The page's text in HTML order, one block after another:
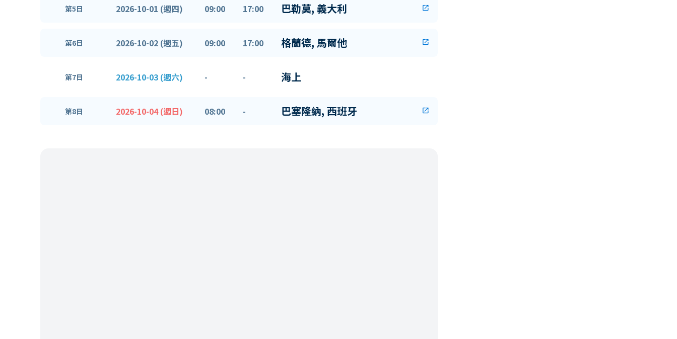
第5日 2026-10-01 (週四) 09:00 17:00 巴勒莫, 義大利 open_in_new
第6日 2026-10-02 (週五) 09:00 17:00 格蘭德, 馬爾他 open_in_new
第7日 2026-10-03 (週六) - - 海上
第8日 2026-10-04 (週日) 08:00 - 巴塞隆納, 西班牙 open_in_new